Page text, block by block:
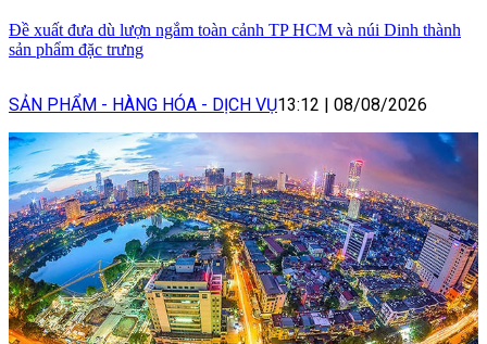
Đề xuất đưa dù lượn ngắm toàn cảnh TP HCM và núi Dinh thành
sản phẩm đặc trưng
SẢN PHẨM - HÀNG HÓA - DỊCH VỤ13:12 08/08/2026